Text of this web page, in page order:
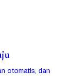
otomatis, dan